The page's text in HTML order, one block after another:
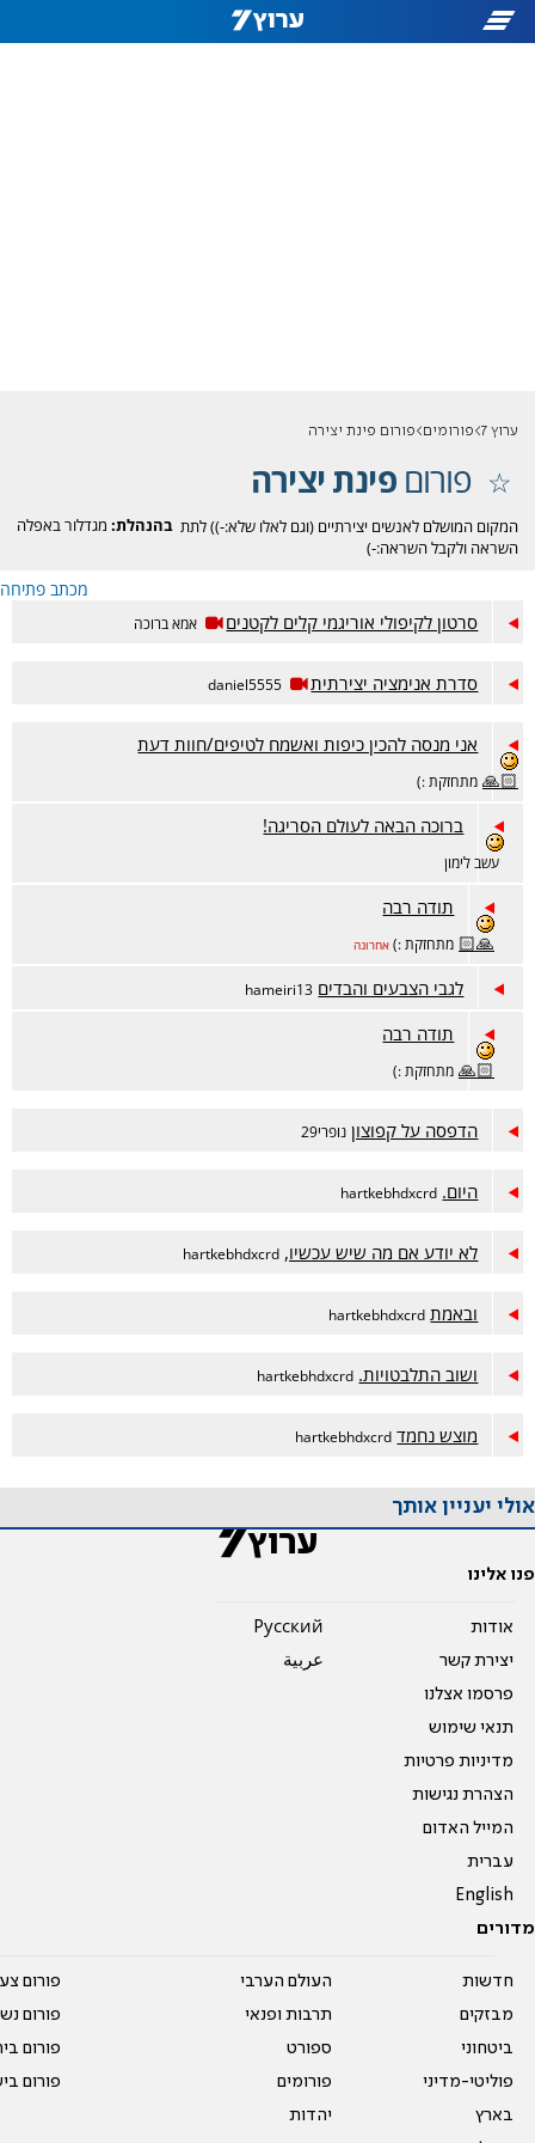
ערוץ 7 פורומים פורום פינת יצירה
פורוםפינת יצירה
בהנהלת: מגדלור באפלה
המקום המושלם לאנשים יצירתיים (וגם לאלו שלא:-)) לתת
השראה ולקבל השראה:-)
מכתב פתיחה
סרטון לקיפולי אוריגמי קלים לקטנים אמא ברוכה
סדרת אנימציה יצירתית daniel5555
אני מנסה להכין כיפות ואשמח לטיפים/חוות דעת
🙏🏻 מתחזקת :)
ברוכה הבאה לעולם הסריגה!
עשב לימון
תודה רבה
🙏🏻 מתחזקת :) אחרונה
לגבי הצבעים והבדים hameiri13
תודה רבה
🙏🏻 מתחזקת :)
הדפסה על קפוצון נופרי29
היום. hartkebhdxcrd
לא יודע אם מה שיש עכשיו, hartkebhdxcrd
ובאמת hartkebhdxcrd
ושוב התלבטויות. hartkebhdxcrd
מוצש נחמד hartkebhdxcrd
אולי יעניין אותך
פנו אלינו
אודות
יצירת קשר
פרסמו אצלנו
תנאי שימוש
מדיניות פרטיות
הצהרת נגישות
המייל האדום
עברית
English
Pусский
عربية
מדורים
חדשות
מבזקים
ביטחוני
פוליטי-מדיני
בארץ
העולם הערבי
תרבות ופנאי
ספורט
פורומים
יהדות
פורום
פורום
פורום
פורום